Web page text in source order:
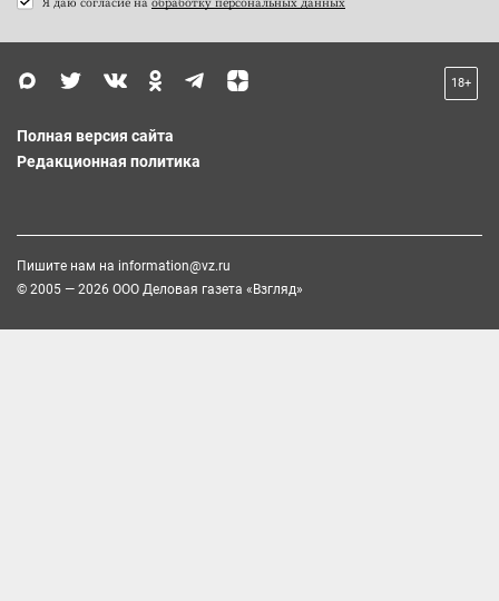
18+
Полная версия сайта
Редакционная политика
Пишите нам на information@vz.ru
© 2005 — 2026 ООО Деловая газета «Взгляд»